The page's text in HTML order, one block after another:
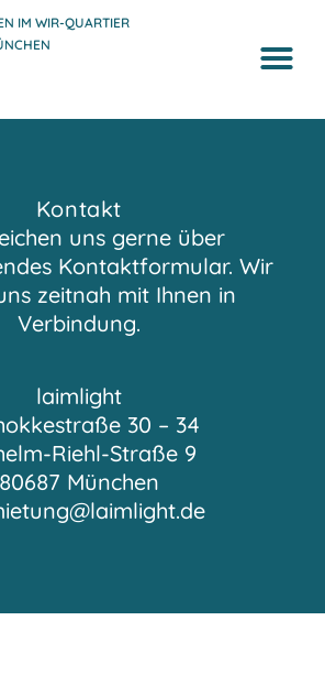
IM WIR-QUARTIER
Kontakt
uns gerne über
Kontaktformular. Wir
zeitnah mit Ihnen in
Verbindung.
laimlight
30 – 34
Riehl-Straße 9
80687 München